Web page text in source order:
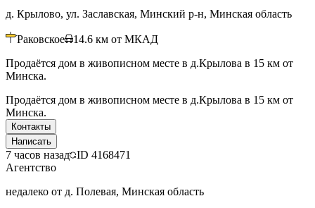
д. Крылово, ул. Заславская, Минский р-н, Минская область
Раковское 14.6 км от МКАД
Продаётся дом в живописном месте в д.Крылова в 15 км от
Минска.
Продаётся дом в живописном месте в д.Крылова в 15 км от
Минска.
Контакты
Написать
7 часов назад ID 4168471
Агентство
недалеко от д. Полевая, Минская область